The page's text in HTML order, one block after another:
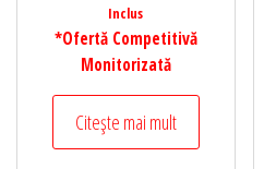
Inclus
*Ofertă Competitivă
Monitorizată
Citește mai mult